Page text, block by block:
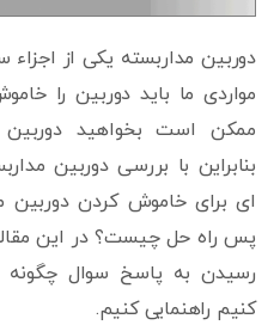
دوربین مداربسته یکی از
مواردی ما باید دوربین را
ممکن است بخواهید دوربین
بنابراین با بررسی دوربین
ای برای خاموش کردن دوربین
پس راه حل چیست؟ در این
رسیدن به پاسخ سوال چگونه
کنیم راهنمایی کنیم.